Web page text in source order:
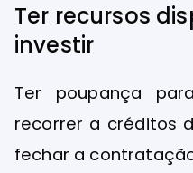
Ter recursos
investir
Ter poupança
recorrer a créditos
fechar a